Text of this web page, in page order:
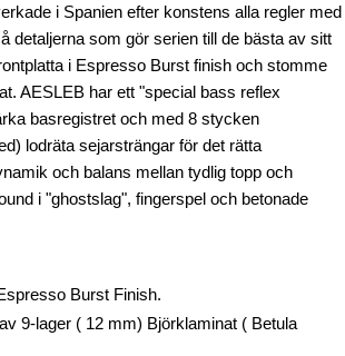
i Spanien efter konstens alla regler med
detaljerna som gör serien till de bästa av sitt
i Espresso Burst finish och stomme
AESLEB har ett "special bass reflex
basregistret och med 8 stycken
lodräta sejarsträngar för det rätta
och balans mellan tydlig topp och
i "ghostslag", fingerspel och betonade
Burst Finish.
9-lager ( 12 mm) Björklaminat ( Betula